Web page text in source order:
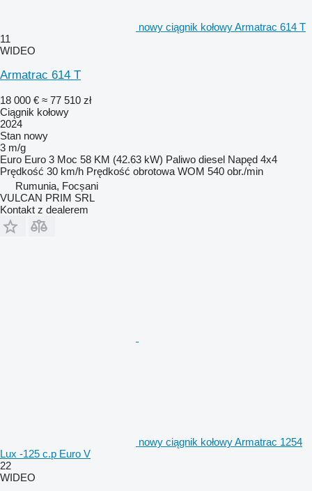
nowy ciągnik kołowy Armatrac 614 T
11
WIDEO
Armatrac 614 T
18 000 € ≈ 77 510 zł
Ciągnik kołowy
2024
Stan nowy
3 m/g
Euro Euro 3 Moc 58 KM (42.63 kW) Paliwo diesel Napęd 4x4
Prędkość 30 km/h Prędkość obrotowa WOM 540 obr./min
Rumunia, Focșani
VULCAN PRIM SRL
Kontakt z dealerem
nowy ciągnik kołowy Armatrac 1254
Lux -125 c.p Euro V
22
WIDEO